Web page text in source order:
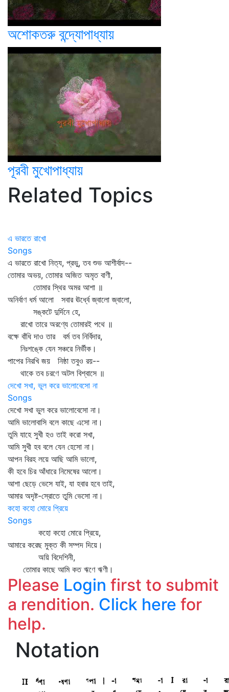
অশোকতরু বন্দ্যোপাধ্যায়
পূরবী মুখোপাধ্যায়
Related Topics
এ ভারতে রাখো
Songs
এ ভারতে রাখো নিত্য, প্রভু, তব শুভ আশীর্বাদ--
তোমার অভয়, তোমার অজিত অমৃত বাণী,
তোমার স্থির অমর আশা ॥
অনির্বাণ ধর্ম আলো সবার ঊর্ধ্বে জ্বালো জ্বালো,
সঙ্কটে দুর্দিনে হে,
রাখো তারে অরণ্যে তোমারই পথে ॥
বক্ষে বাঁধি দাও তার বর্ম তব নির্বিদার,
নিঃশঙ্কে যেন সঞ্চরে নির্ভীক।
পাপের নিরখি জয় নিষ্ঠা তবুও রয়--
থাকে তব চরণে অটল বিশ্বাসে ॥
দেখো সখা, ভুল করে ভালোবেসো না
Songs
দেখো সখা ভুল করে ভালোবেসো না।
আমি ভালোবাসি বলে কাছে এসো না।
তুমি যাহে সুখী হও তাই করো সখা,
আমি সুখী হব বলে যেন হেসো না।
আপন বিরহ লয়ে আছি আমি ভালো,
কী হবে চির আঁধারে নিমেষের আলো।
আশা ছেড়ে ভেসে যাই, যা হবার হবে তাই,
আমার অদৃষ্ট-স্রোতে তুমি ভেসো না।
কহো কহো মোরে প্রিয়ে
Songs
কহো কহো মোরে প্রিয়ে,
আমারে করেছ মুক্ত কী সম্পদ দিয়ে।
অয়ি বিদেশিনী,
তোমার কাছে আমি কত ঋণে ঋণী।
Please Login first to submit
a rendition. Click here for
help.
Notation